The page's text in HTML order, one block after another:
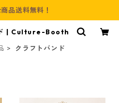
品送料無料！
| Culture-Booth
クラフトバンド